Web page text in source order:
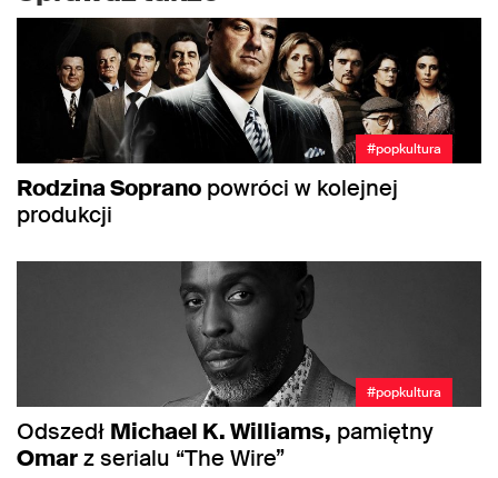
#popkultura
Rodzina Soprano powróci w kolejnej
produkcji
#popkultura
Odszedł Michael K. Williams, pamiętny
Omarz serialu “The Wire”